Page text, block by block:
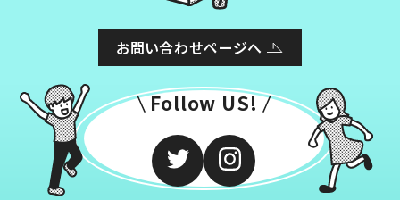
お問い合わせページへ
Follow US!